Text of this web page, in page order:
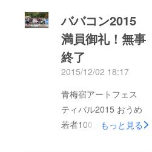
ババコン2015
満員御礼！無事
終了
2015/12/02 18:17
青梅宿アートフェス
ティバル2015 おうめ
若者100人ステージに
もっと見る